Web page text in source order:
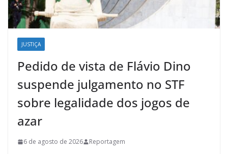
JUSTIÇA
Pedido de vista de Flávio Dino
suspende julgamento no STF
sobre legalidade dos jogos de
azar
6 de agosto de 2026 Reportagem